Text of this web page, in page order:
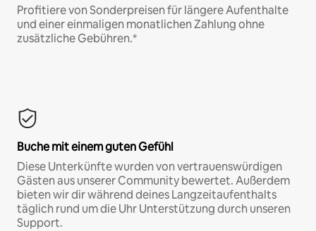
Profitiere von Sonderpreisen für längere Aufenthalte
und einer einmaligen monatlichen Zahlung ohne
zusätzliche Gebühren.*
Buche mit einem guten Gefühl
Diese Unterkünfte wurden von vertrauenswürdigen
Gästen aus unserer Community bewertet. Außerdem
bieten wir dir während deines Langzeitaufenthalts
täglich rund um die Uhr Unterstützung durch unseren
Support.